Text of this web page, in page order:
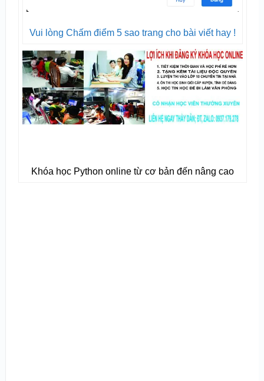
Vui lòng Chấm điểm 5 sao trang cho bài viết hay !
Khóa học Python online từ cơ bản đến nâng cao